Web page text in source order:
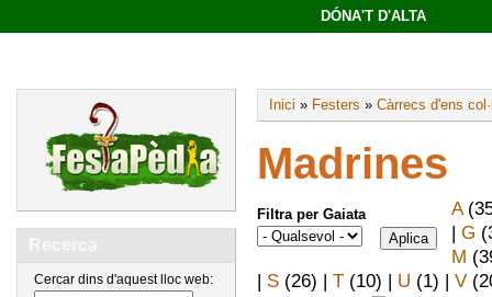
DÓNA'T D'ALTA
Recerca
Cercar dins d'aquest lloc web:
Inici » Festers » Càrrecs d'ens
Madrines
Filtra per Gaiata A
|G
M
| S(26) | T(10) | U (1) | V